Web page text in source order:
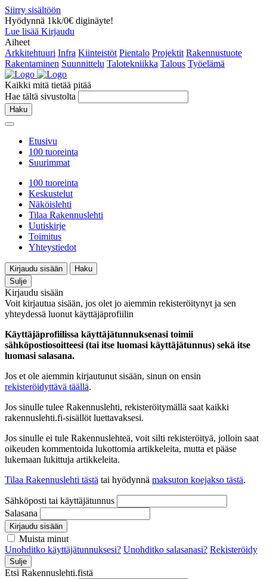
Siirry sisältöön
Hyödynnä 1kk/0€ diginäyte!
Lue lisää Kirjaudu
Aiheet
Arkkitehtuuri Infra Kiinteistöt Pientalo Projektit Rakennustuote
Rakentaminen Suunnittelu Talotekniikka Talous Työelämä
Kaikki mitä tietää pitää
Hae tältä sivustolta
Haku
Etusivu
100 tuoreinta
Suurimmat
100 tuoreinta
Keskustelut
Näköislehti
Tilaa Rakennuslehti
Uutiskirje
Toimitus
Yhteystiedot
Kirjaudu sisään
Haku
Sulje
Kirjaudu sisään
Voit kirjautua sisään, jos olet jo aiemmin rekisteröitynyt ja sen
yhteydessä luonut käyttäjäprofiilin
Käyttäjäprofiilissa käyttäjätunnuksenasi toimii
sähköpostiosoitteesi (tai itse luomasi käyttäjätunnus) sekä itse
luomasi salasana.
Jos et ole aiemmin kirjautunut sisään, sinun on ensin
rekisteröidyttävä täällä.
Jos sinulle tulee Rakennuslehti, rekisteröitymällä saat kaikki
rakennuslehti.fi-sisällöt luettavaksesi.
Jos sinulle ei tule Rakennuslehteä, voit silti rekisteröityä, jolloin saat
oikeuden kommentoida lukottomia artikkeleita, mutta et pääse
lukemaan lukittuja artikkeleita.
Tilaa Rakennuslehti tästä tai hyödynnä maksuton koejakso tästä.
Sähköposti tai käyttäjätunnus
Salasana
Kirjaudu sisään
Muista minut
Unohditko käyttäjätunnuksesi? Unohditko salasanasi? Rekisteröidy
Sulje
Etsi Rakennuslehti.fistä